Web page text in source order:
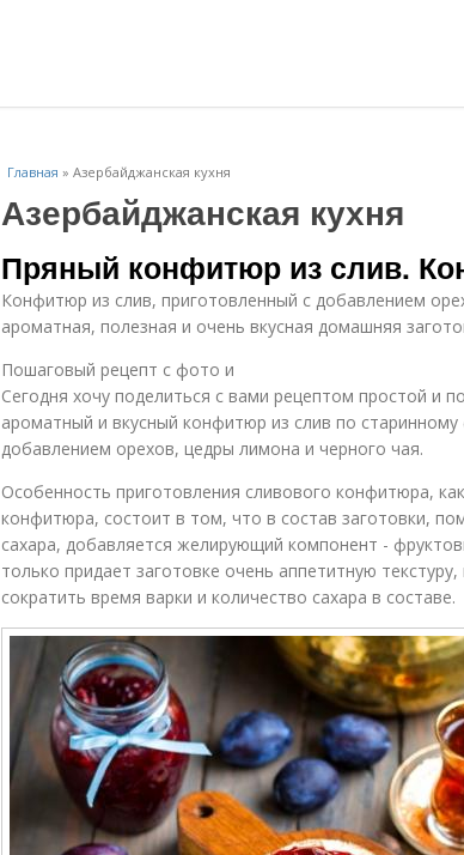
Главная » Азербайджанская кухня
Азербайджанская кухня
Пряный конфитюр из слив.
Конфитюр из слив, приготовленный с добавлением
ароматная, полезная и очень вкусная домашняя
Пошаговый рецепт с фото и
Сегодня хочу поделиться с вами рецептом простой и
ароматный и вкусный конфитюр из слив по старинному
добавлением орехов, цедры лимона и черного чая.
Особенность приготовления сливового конфитюра,
конфитюра, состоит в том, что в состав заготовки,
сахара, добавляется желирующий компонент -
только придает заготовке очень аппетитную
сократить время варки и количество сахара в составе.